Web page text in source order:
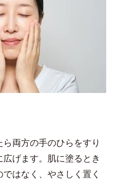
両方の手のひらをすり
げます。肌に塗るとき
はなく、やさしく置く